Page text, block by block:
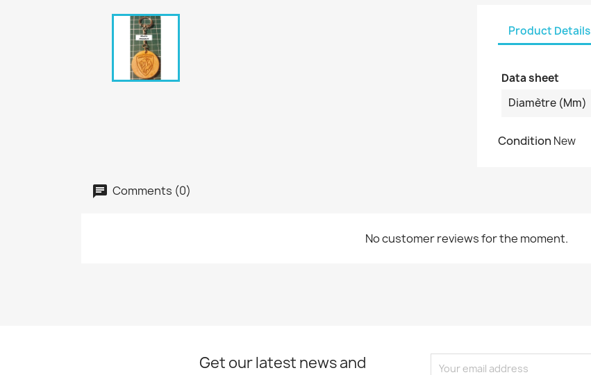
Product Details
Data sheet
Diamètre (mm)
Condition New
Comments (0)
No customer reviews for the moment.
Get our latest news and